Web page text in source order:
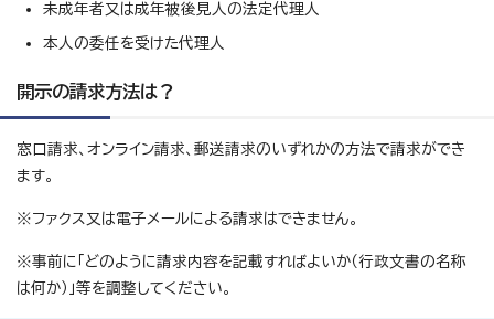
未成年者又は成年被後見人の法定代理人
本人の委任を受けた代理人
開示の請求方法は？
窓口請求、オンライン請求、郵送請求のいずれかの方法で請求ができ
ます。
※ファクス又は電子メールによる請求はできません。
※事前に「どのように請求内容を記載すればよいか（行政文書の名称
は何か）」等を調整してください。